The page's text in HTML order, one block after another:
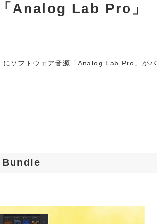
Analog Lab Pro」
ソフトウェア音源「Analog Lab Pro」がバ